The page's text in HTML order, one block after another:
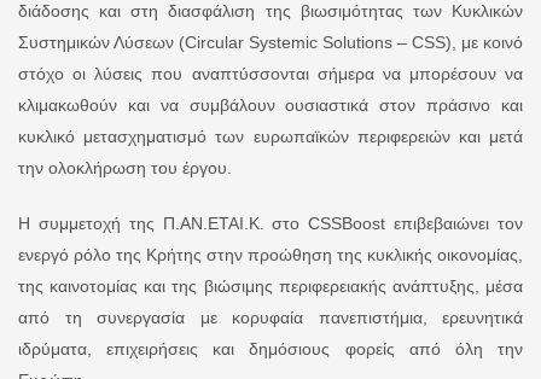
διάδοσης και στη διασφάλιση της βιωσιμότητας των Κυκλικών
Συστημικών Λύσεων (Circular Systemic Solutions – CSS), με κοινό
στόχο οι λύσεις που αναπτύσσονται σήμερα να μπορέσουν να
κλιμακωθούν και να συμβάλουν ουσιαστικά στον πράσινο και
κυκλικό μετασχηματισμό των ευρωπαϊκών περιφερειών και μετά
την ολοκλήρωση του έργου.
Η συμμετοχή της Π.ΑΝ.ΕΤΑΙ.Κ. στο CSSBoost επιβεβαιώνει τον
ενεργό ρόλο της Κρήτης στην προώθηση της κυκλικής οικονομίας,
της καινοτομίας και της βιώσιμης περιφερειακής ανάπτυξης, μέσα
από τη συνεργασία με κορυφαία πανεπιστήμια, ερευνητικά
ιδρύματα, επιχειρήσεις και δημόσιους φορείς από όλη την